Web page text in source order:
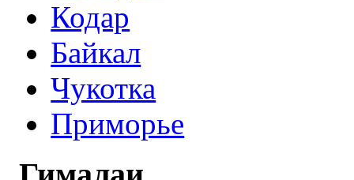
Кодар
Байкал
Чукотка
Приморье